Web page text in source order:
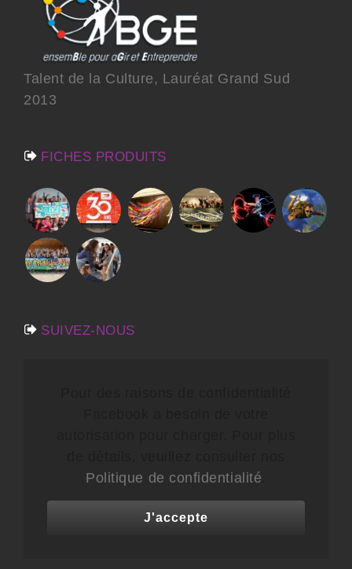
Talent de la Culture, Lauréat Grand Sud
2013
FICHES PRODUITS
SUIVEZ-NOUS
Politique de confidentialité
J'accepte